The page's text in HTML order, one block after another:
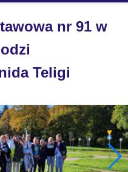
nr 91 w
Teligi